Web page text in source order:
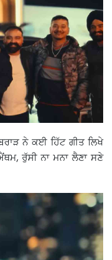
ਨੇ ਕਈ ਹਿੱਟ ਗੀਤ ਲਿਖੇ
ਰੁੱਸੀ ਨਾ ਮਨਾ ਲੈਣਾ ਸਣੇ